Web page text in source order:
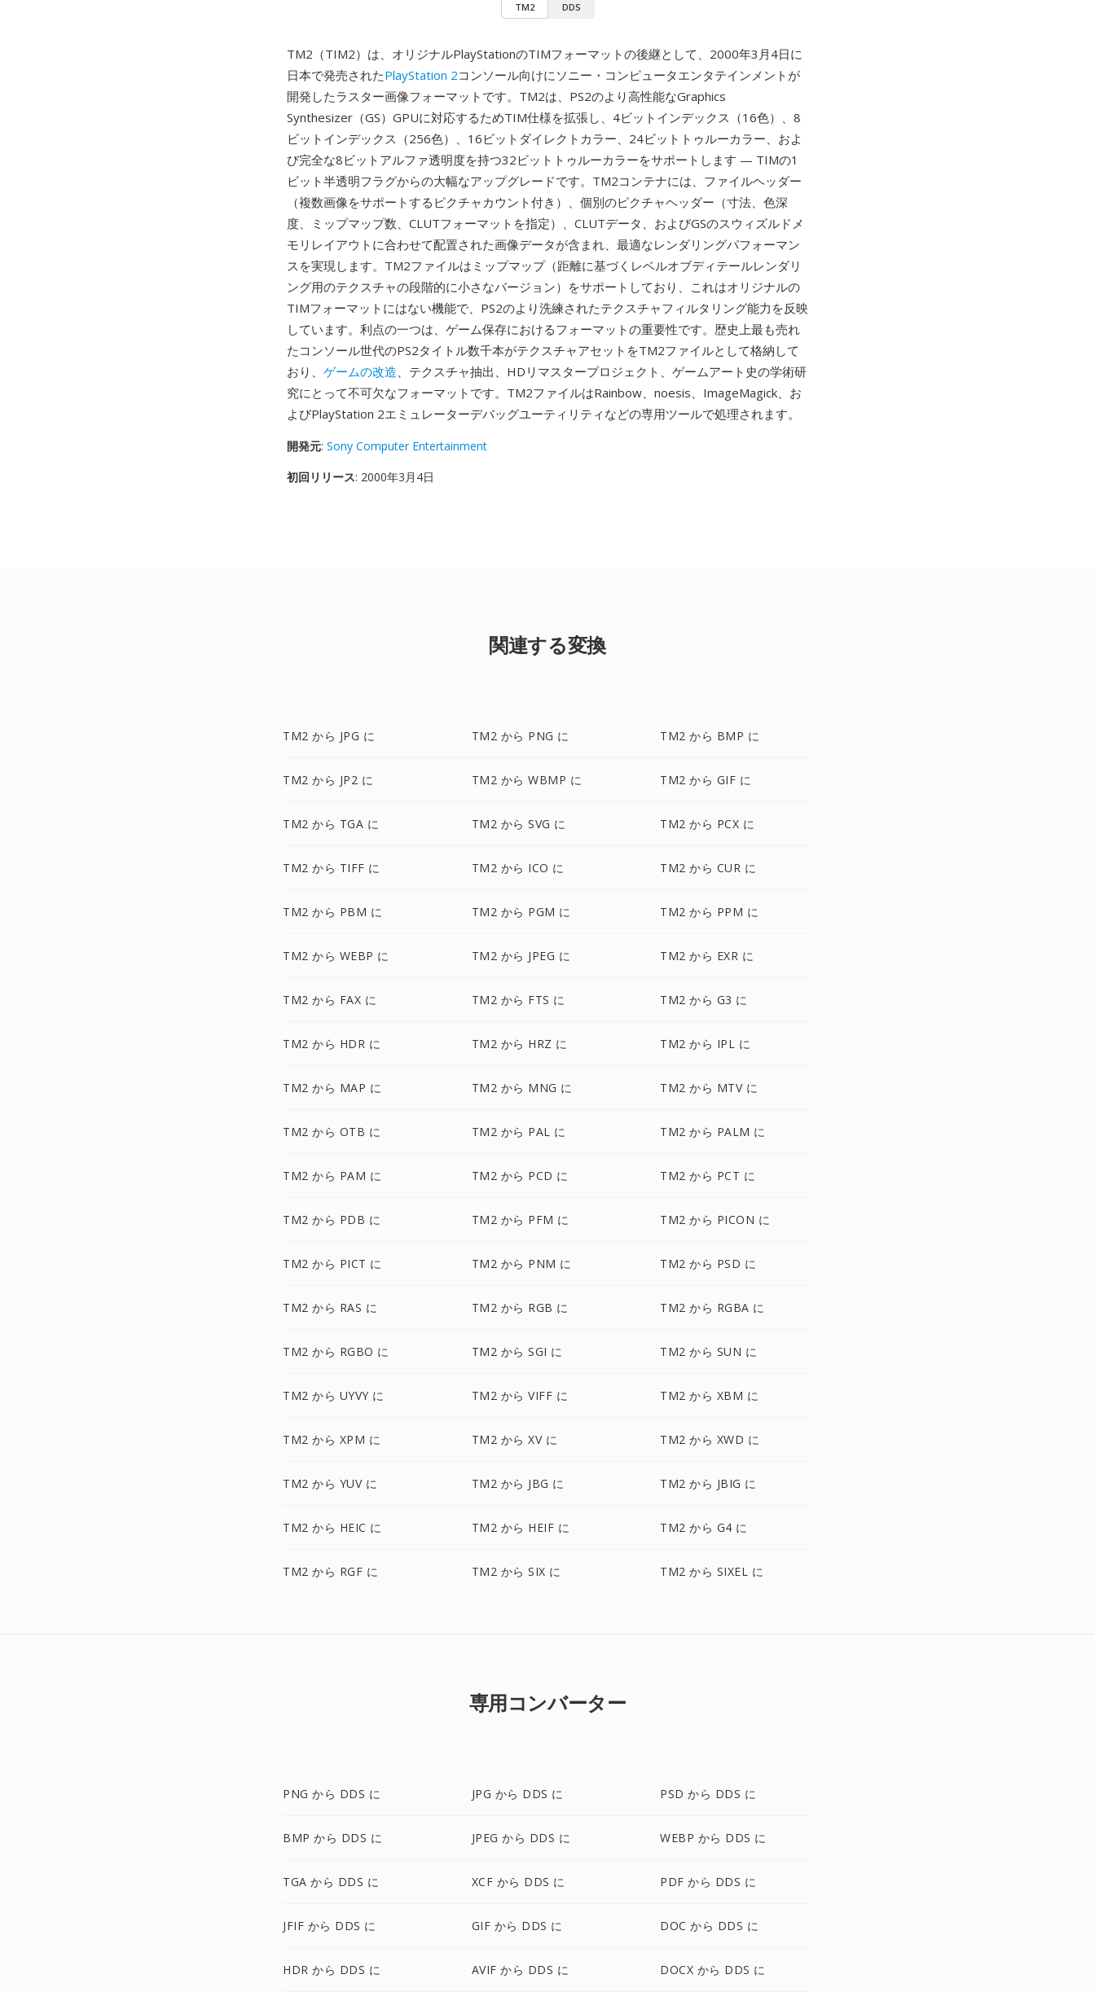
TM2 DDS
TM2（TIM2）は、オリジナルPlayStationのTIMフォーマットの後継として、2000年3月4日に
日本で発売されたPlayStation 2コンソール向けにソニー・コンピュータエンタテインメントが
開発したラスター画像フォーマットです。TM2は、PS2のより高性能なGraphics
Synthesizer（GS）GPUに対応するためTIM仕様を拡張し、4ビットインデックス（16色）、8
ビットインデックス（256色）、16ビットダイレクトカラー、24ビットトゥルーカラー、およ
び完全な8ビットアルファ透明度を持つ32ビットトゥルーカラーをサポートします — TIMの1
ビット半透明フラグからの大幅なアップグレードです。TM2コンテナには、ファイルヘッダー
（複数画像をサポートするピクチャカウント付き）、個別のピクチャヘッダー（寸法、色深
度、ミップマップ数、CLUTフォーマットを指定）、CLUTデータ、およびGSのスウィズルドメ
モリレイアウトに合わせて配置された画像データが含まれ、最適なレンダリングパフォーマン
スを実現します。TM2ファイルはミップマップ（距離に基づくレベルオブディテールレンダリ
ング用のテクスチャの段階的に小さなバージョン）をサポートしており、これはオリジナルの
TIMフォーマットにはない機能で、PS2のより洗練されたテクスチャフィルタリング能力を反映
しています。利点の一つは、ゲーム保存におけるフォーマットの重要性です。歴史上最も売れ
たコンソール世代のPS2タイトル数千本がテクスチャアセットをTM2ファイルとして格納して
おり、 ゲームの改造、テクスチャ抽出、HDリマスタープロジェクト、ゲームアート史の学術研
究にとって不可欠なフォーマットです。TM2ファイルはRainbow、noesis、ImageMagick、お
よびPlayStation 2エミュレーターデバッグユーティリティなどの専用ツールで処理されます。
開発元: Sony Computer Entertainment
初回リリース: 2000年3月4日
関連する変換
TM2 から JPG に TM2 から PNG に TM2 から BMP に
TM2 から JP2 に TM2 から WBMP に TM2 から GIF に
TM2 から TGA に TM2 から SVG に TM2 から PCX に
TM2 から TIFF に TM2 から ICO に TM2 から CUR に
TM2 から PBM に TM2 から PGM に TM2 から PPM に
TM2 から WEBP に TM2 から JPEG に TM2 から EXR に
TM2 から FAX に TM2 から FTS に TM2 から G3 に
TM2 から HDR に TM2 から HRZ に TM2 から IPL に
TM2 から MAP に TM2 から MNG に TM2 から MTV に
TM2 から OTB に TM2 から PAL に TM2 から PALM に
TM2 から PAM に TM2 から PCD に TM2 から PCT に
TM2 から PDB に TM2 から PFM に TM2 から PICON に
TM2 から PICT に TM2 から PNM に TM2 から PSD に
TM2 から RAS に TM2 から RGB に TM2 から RGBA に
TM2 から RGBO に TM2 から SGI に TM2 から SUN に
TM2 から UYVY に TM2 から VIFF に TM2 から XBM に
TM2 から XPM に TM2 から XV に TM2 から XWD に
TM2 から YUV に TM2 から JBG に TM2 から JBIG に
TM2 から HEIC に TM2 から HEIF に TM2 から G4 に
TM2 から RGF に TM2 から SIX に TM2 から SIXEL に
専用コンバーター
PNG から DDS に JPG から DDS に PSD から DDS に
BMP から DDS に JPEG から DDS に WEBP から DDS に
TGA から DDS に XCF から DDS に PDF から DDS に
JFIF から DDS に GIF から DDS に DOC から DDS に
HDR から DDS に AVIF から DDS に DOCX から DDS に